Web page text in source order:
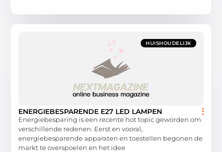
HUISHOUDELIJK
ENERGIEBESPARENDE E27 LED LAMPEN
Energiebesparing is een recente hot topic geworden om
verschillende redenen. Eerst en vooral,
energiebesparende apparaten en toestellen begonen de
markt te overspoelen en het idee